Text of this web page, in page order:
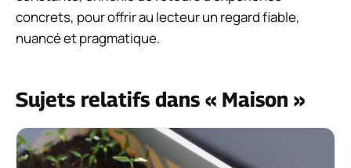
concrets, pour offrir au lecteur un regard fiable,
nuancé et pragmatique.
Sujets relatifs dans « Maison »